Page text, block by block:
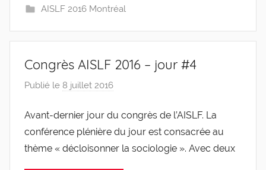
AISLF 2016 Montréal
Congrès AISLF 2016 – jour #4
Publié le 8 juillet 2016
r
g
l
Avant-dernier jour du congrès de l’AISLF. La
conférence plénière du jour est consacrée au
thème « décloisonner la sociologie ». Avec deux